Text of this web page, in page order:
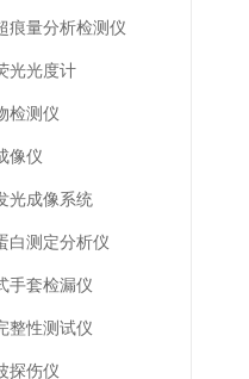
痕量分析检测仪
光光度计
检测仪
像仪
光成像系统
白测定分析仪
手套检漏仪
整性测试仪
探伤仪